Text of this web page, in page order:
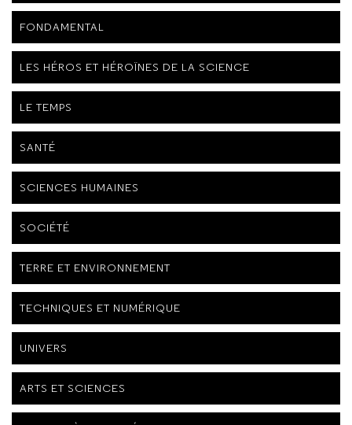
FONDAMENTAL
LES HÉROS ET HÉROÏNES DE LA SCIENCE
LE TEMPS
SANTÉ
SCIENCES HUMAINES
SOCIÉTÉ
TERRE ET ENVIRONNEMENT
TECHNIQUES ET NUMÉRIQUE
UNIVERS
ARTS ET SCIENCES